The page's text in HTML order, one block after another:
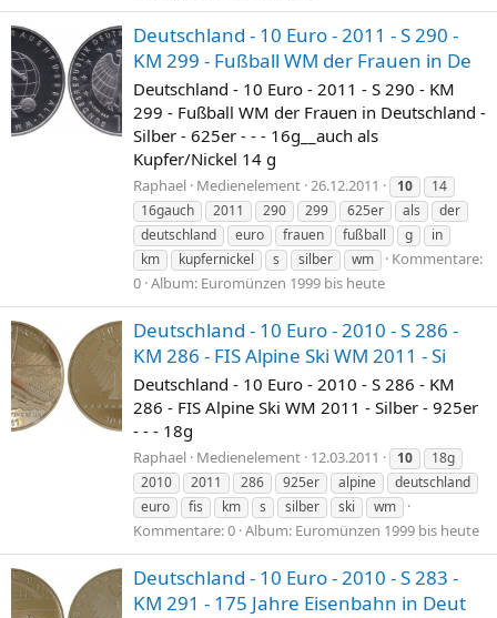
Deutschland - 10 Euro - 2011 - S 290 -
KM 299 - Fußball WM der Frauen in De
Deutschland - 10 Euro - 2011 - S 290 - KM
299 - Fußball WM der Frauen in Deutschland -
Silber - 625er - - - 16g__auch als
Kupfer/Nickel 14 g
Raphael Medienelement 26.12.2011 10
14
16gauch
2011 290 299 625er als
der
deutschland
euro frauen fußball g
in
km
kupfernickel s silber wm
Kommentare:
0 Album: Euromünzen 1999 bis heute
Deutschland - 10 Euro - 2010 - S 286 -
KM 286 - FIS Alpine Ski WM 2011 - Si
Deutschland - 10 Euro - 2010 - S 286 - KM
286 - FIS Alpine Ski WM 2011 - Silber - 925er
- - - 18g
Raphael Medienelement 12.03.2011 10
18g
2010
2011 286 925er alpine
deutschland
euro
fis km s silber ski wm
Kommentare: 0 Album: Euromünzen 1999 bis heute
Deutschland - 10 Euro - 2010 - S 283 -
KM 291 - 175 Jahre Eisenbahn in Deut